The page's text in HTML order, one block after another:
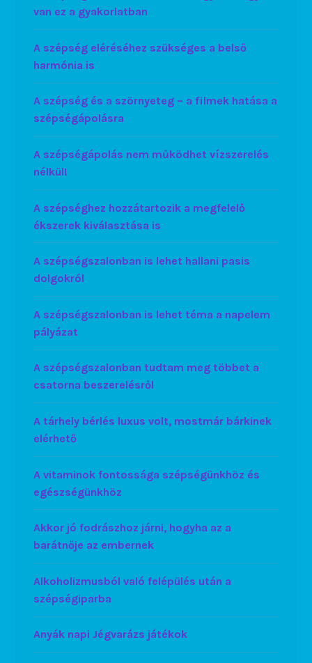
van ez a gyakorlatban
A szépség eléréséhez szükséges a belső
harmónia is
A szépség és a szörnyeteg – a filmek hatása a
szépségápolásra
A szépségápolás nem működhet vízszerelés
nélkül!
A szépséghez hozzátartozik a megfelelő
ékszerek kiválasztása is
A szépségszalonban is lehet hallani pasis
dolgokról
A szépségszalonban is lehet téma a napelem
pályázat
A szépségszalonban tudtam meg többet a
csatorna beszerelésről
A tárhely bérlés luxus volt, mostmár bárkinek
elérhető
A vitaminok fontossága szépségünkhöz és
egészségünkhöz
Akkor jó fodrászhoz járni, hogyha az a
barátnője az embernek
Alkoholizmusból való felépülés után a
szépségiparba
Anyák napi Jégvarázs játékok